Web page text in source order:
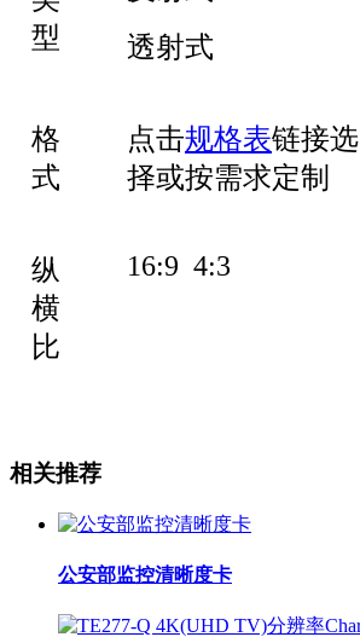
型
透射式
格
式
点击规格表链接选
择或按需求定制
纵
横
比
16:9 4:3
相关推荐
公安部监控清晰度卡